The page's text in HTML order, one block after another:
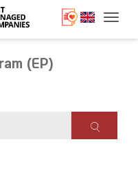
(EP)